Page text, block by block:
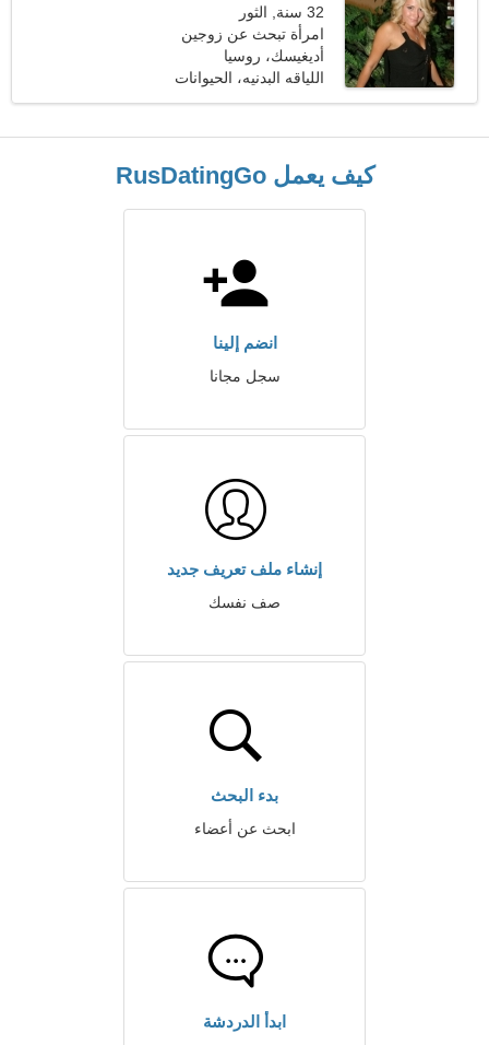
32 سنة, الثور
امرأة تبحث عن زوجين
أديغيسك، روسيا
اللياقه البدنيه، الحيوانات
كيف يعمل RusDatingGo
انضم إلينا
سجل مجانا
إنشاء ملف تعريف جديد
صف نفسك
بدء البحث
ابحث عن أعضاء
ابدأ الدردشة